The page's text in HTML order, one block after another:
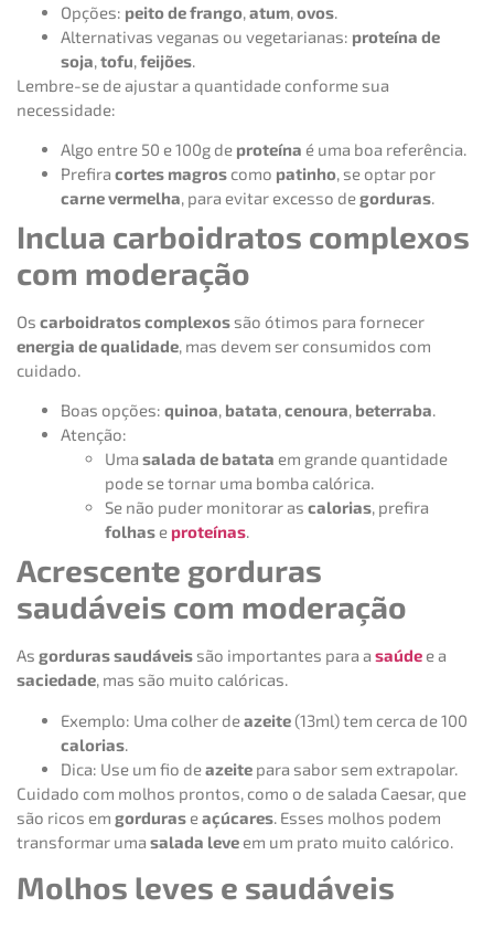
Opções: peito de frango atum ovos
Alternativas veganas ou vegetarianas: proteína de
soja tofu feijões
Lembre-se de ajustar a quantidade conforme sua
necessidade:
Algo entre 50 e 100g de proteína é uma boa referência.
Prefira cortes magros como patinho, se optar por
carne vermelha, para evitar excesso degorduras.
Inclua carboidratos complexos
com moderação
Os carboidratos complexossão ótimos para fornecer
energia de qualidade, mas devem ser consumidos com
cuidado.
Boas opções: quinoa, batata,cenoura, beterraba.
Atenção:
Uma salada de batata em grande quantidade
pode se tornar uma bomba calórica.
Se não puder monitorar as calorias, prefira
folhas e proteínas.
Acrescente gorduras
saudáveis com moderação
As gorduras saudáveissão importantes para a saúde e a
saciedade, mas são muito calóricas.
Exemplo: Uma colher deazeite(13ml) tem cerca de 100
calorias.
Dica: Use um fio deazeite para sabor sem extrapolar.
Cuidado com molhos prontos, como o de salada Caesar, que
são ricos em gorduras eaçúcares. Esses molhos podem
transformar uma salada leve em um prato muito calórico.
Molhos leves e saudáveis